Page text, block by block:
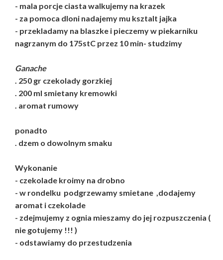
- mala porcje ciasta walkujemy na krazek
- za pomoca dloni nadajemy mu ksztalt jajka
- przekladamy na blaszke i pieczemy w piekarniku
nagrzanym do 175stC przez 10 min- studzimy
Ganache
. 250 gr czekolady gorzkiej
. 200 ml smietany kremowki
. aromat rumowy
ponadto
. dzem o dowolnym smaku
Wykonanie
- czekolade kroimy na drobno
- w rondelku podgrzewamy smietane ,dodajemy
aromat i czekolade
- zdejmujemy z ognia mieszamy do jej rozpuszczenia (
nie gotujemy !!! )
- odstawiamy do przestudzenia